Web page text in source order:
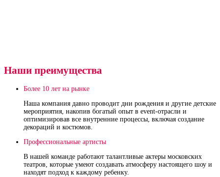
Наши преимущества
Более 10 лет на рынке
Наша компания давно проводит дни рождения и другие детские
мероприятия, накопив богатый опыт в event-отрасли и
оптимизировав все внутренние процессы, включая создание
декораций и костюмов.
Профессиональные артисты
В нашей команде работают талантливые актеры московских
театров, которые умеют создавать атмосферу настоящего шоу и
находят подход к каждому ребенку.